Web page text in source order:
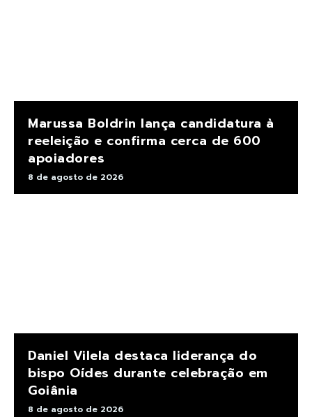
Marussa Boldrin lança candidatura à
reeleição e confirma cerca de 600
apoiadores
8 de agosto de 2026
Daniel Vilela destaca liderança do
bispo Oídes durante celebração em
Goiânia
8 de agosto de 2026